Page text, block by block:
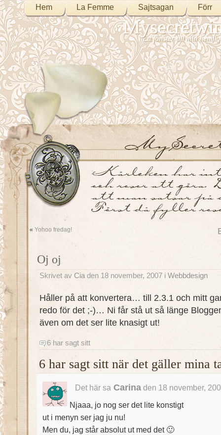
Hem La Femme Sajtsagan Förr
Ett fönster till min
« Yohoo fredag!
Oj oj
Skrivet av Cia den 18 november, 2007 i Webbdesign
Håller på att konvertera… till 2.3.1 och mitt
redo för det ;-)… Ni får stå ut så länge
även om det ser lite knasigt ut!
6 har sagt sitt
6 har sagt sitt när det gäller mina
Det här sa Carinaden 18 november,
Njaaa, jo nog ser det lite konstigt
ut i menyn ser jag ju nu!
Men du, jag står absolut ut med det 🙂